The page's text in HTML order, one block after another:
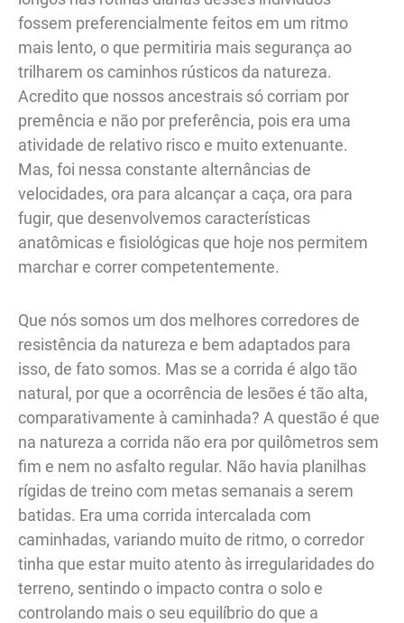
fossem preferencialmente feitos em um ritmo
mais lento, o que permitiria mais segurança ao
trilharem os caminhos rústicos da natureza.
Acredito que nossos ancestrais só corriam por
premência e não por preferência, pois era uma
atividade de relativo risco e muito extenuante.
Mas, foi nessa constante alternâncias de
velocidades, ora para alcançar a caça, ora para
fugir, que desenvolvemos características
anatômicas e fisiológicas que hoje nos permitem
marchar e correr competentemente.
Que nós somos um dos melhores corredores de
resistência da natureza e bem adaptados para
isso, de fato somos. Mas se a corrida é algo tão
natural, por que a ocorrência de lesões é tão alta,
comparativamente à caminhada? A questão é que
na natureza a corrida não era por quilômetros sem
fim e nem no asfalto regular. Não havia planilhas
rígidas de treino com metas semanais a serem
batidas. Era uma corrida intercalada com
caminhadas, variando muito de ritmo, o corredor
tinha que estar muito atento às irregularidades do
terreno, sentindo o impacto contra o solo e
controlando mais o seu equilíbrio do que a